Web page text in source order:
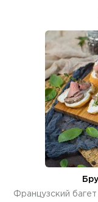
Французский